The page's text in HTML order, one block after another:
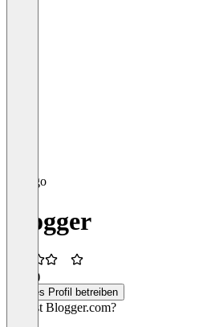
Blogger
(1)
Dieses Profil betreiben
Was ist Blogger.com?